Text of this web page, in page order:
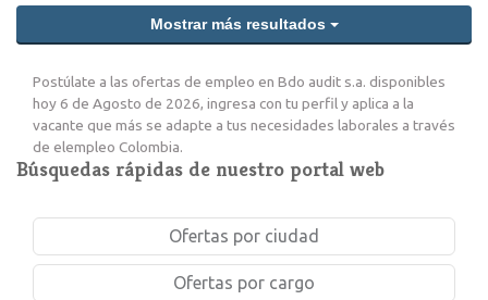
Mostrar más resultados
Postúlate a las ofertas de empleo en Bdo audit s.a. disponibles
hoy 6 de Agosto de 2026, ingresa con tu perfil y aplica a la
vacante que más se adapte a tus necesidades laborales a través
de elempleo Colombia.
Búsquedas rápidas de nuestro portal web
Ofertas por ciudad
Ofertas por cargo